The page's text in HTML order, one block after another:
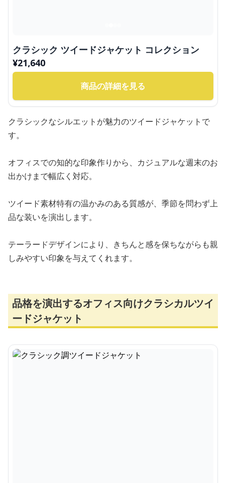
クラシック ツイードジャケット コレクション
¥21,640
商品の詳細を見る
クラシックなシルエットが魅力のツイードジャケットで
す。
オフィスでの知的な印象作りから、カジュアルな週末のお
出かけまで幅広く対応。
ツイード素材特有の温かみのある質感が、季節を問わず上
品な装いを演出します。
テーラードデザインにより、きちんと感を保ちながらも親
しみやすい印象を与えてくれます。
品格を演出するオフィス向けクラシカルツイ
ードジャケット